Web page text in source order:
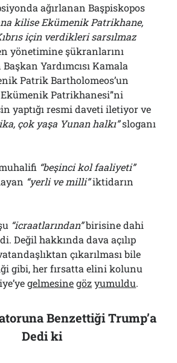
ağırlanan Başpiskopos
kilise Ekümenik Patrikhane,
için verdikleri sarsılmaz
yönetimine şükranlarını
Yardımcısı Kamala
Patrik Bartholomeos’un
Patrikhanesi”ni
yaptığı resmi daveti iletiyor ve
çok yaşa Yunan halkı”sloganı
“beşinci kol faaliyeti”
“yerli ve milli”iktidarın
“icraatlarından”birisine dahi
Değil hakkında dava açılıp
çıkarılması bile
gibi, her fırsatta elini kolunu
gelmesinegözyumuldu.
Benzettiği Trump’a
Dedi ki